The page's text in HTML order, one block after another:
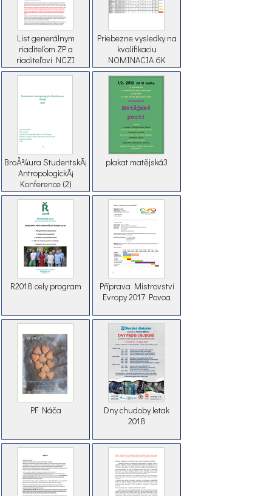
List generálnym
riaditeľom ZP a
riaditeľovi NCZI
Priebezne vysledky na
kvalifikaciu
NOMINACIA 6K
BroÅ¾ura StudentskÃ¡
AntropologickÃ¡
Konference (2)
plakat matějská3
R2018 cely program
Příprava Mistrovství
Evropy 2017 Povoa
PF Náča
Dny chudoby letak
2018